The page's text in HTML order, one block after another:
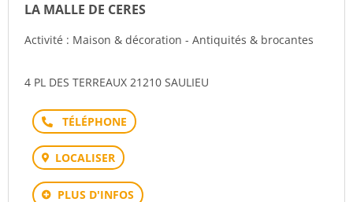
LA MALLE DE CERES
Activité : Maison & décoration - Antiquités & brocantes
4 PL DES TERREAUX 21210 SAULIEU
Téléphone
LOCALISER
PLUS D'INFOS